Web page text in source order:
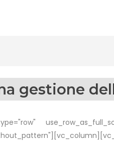
gestione